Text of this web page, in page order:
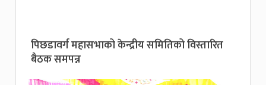
पिछडावर्ग महासभाको केन्द्रीय समितिको विस्तारित
बैठक समपन्न